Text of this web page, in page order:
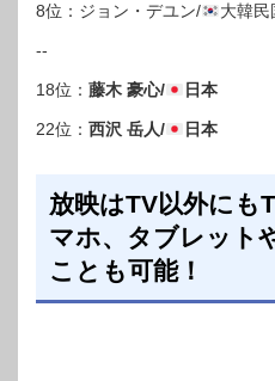
8位：ジョン・デユン/ 大韓民
--
18位： 藤木 豪心/ 日本
22位： 西沢 岳人/ 日本
放映はTV以外にも
マホ、タブレット
ことも可能！